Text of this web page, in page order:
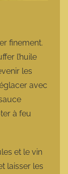
finement.
l’huile
les
avec
à feu
et le vin
laisser les